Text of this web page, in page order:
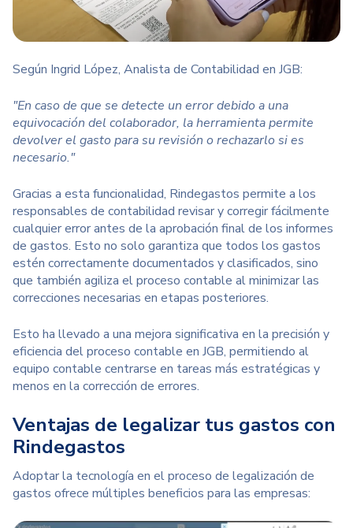
Según Ingrid López, Analista de Contabilidad en JGB:
"En caso de que se detecte un error debido a una
equivocación del colaborador, la herramienta permite
devolver el gasto para su revisión o rechazarlo si es
necesario."
Gracias a esta funcionalidad, Rindegastos permite a los
responsables de contabilidad revisar y corregir fácilmente
cualquier error antes de la aprobación final de los informes
de gastos. Esto no solo garantiza que todos los gastos
estén correctamente documentados y clasificados, sino
que también agiliza el proceso contable al minimizar las
correcciones necesarias en etapas posteriores.
Esto ha llevado a una mejora significativa en la precisión y
eficiencia del proceso contable en JGB, permitiendo al
equipo contable centrarse en tareas más estratégicas y
menos en la corrección de errores.
Ventajas de legalizar tus gastos con
Rindegastos
Adoptar la tecnología en el proceso de legalización de
gastos ofrece múltiples beneficios para las empresas: